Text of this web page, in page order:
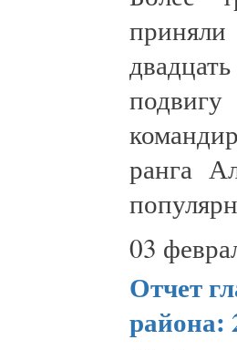
ранга
03
Отчет
района: